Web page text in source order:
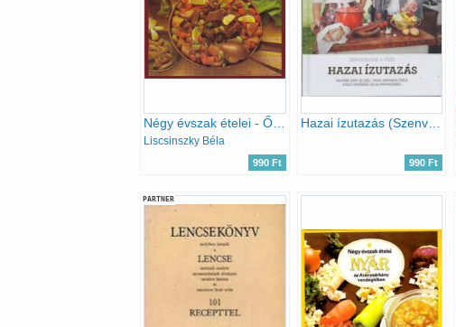
Liscsinszky Béla
990 Ft
Hazai ízutazás (Szenvedélyünk a főzés)
990 Ft
PARTNER